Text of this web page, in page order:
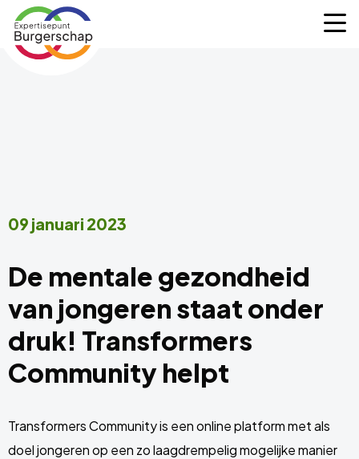
Expertisepunt
Burgerschap
De mentale gezondheid
van jongeren staat onder
druk! Transformers
Community helpt
09 januari 2023
Transformers Community is een online platform met als
doel jongeren op een zo laagdrempelig mogelijke manier